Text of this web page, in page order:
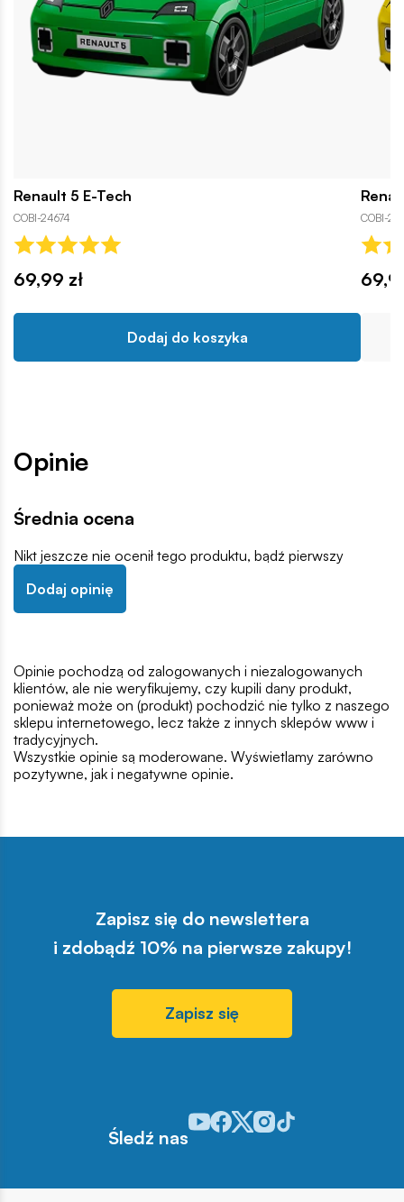
Renault 5 E-Tech
COBI-24674
69,99 zł
Dodaj do koszyka
COBI-
Opinie
Średnia ocena
Nikt jeszcze nie ocenił tego produktu, bądź pierwszy
Dodaj opinię
Opinie pochodzą od zalogowanych i niezalogowanych
klientów, ale nie weryfikujemy, czy kupili dany produkt,
ponieważ może on (produkt) pochodzić nie tylko z naszego
sklepu internetowego, lecz także z innych sklepów www i
tradycyjnych.
Wszystkie opinie są moderowane. Wyświetlamy zarówno
pozytywne, jak i negatywne opinie.
Zapisz się do newslettera
i zdobądź 10% na pierwsze zakupy!
Zapisz się
Śledź nas
Odwiedź nasz profil w serwisie
Odwiedź nasz profil w serwisie
Odwiedź nasz profil w
Odwiedź nasz profil w
Odwiedź nasz profil